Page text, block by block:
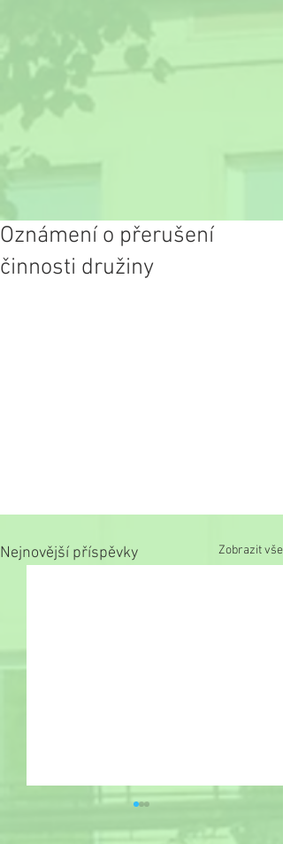
Oznámení o přerušení
činnosti družiny
Nejnovější příspěvky Zobrazit vše